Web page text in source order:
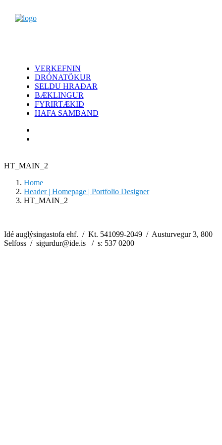
VERKEFNIN
DRÓNATÖKUR
SELDU HRAÐAR
BÆKLINGUR
FYRIRTÆKIÐ
HAFA SAMBAND
HT_MAIN_2
Home
Header | Homepage | Portfolio Designer
HT_MAIN_2
Idé auglýsingastofa ehf. / Kt. 541099-2049 / Austurvegur 3, 800
Selfoss / sigurdur@ide.is / s: 537 0200